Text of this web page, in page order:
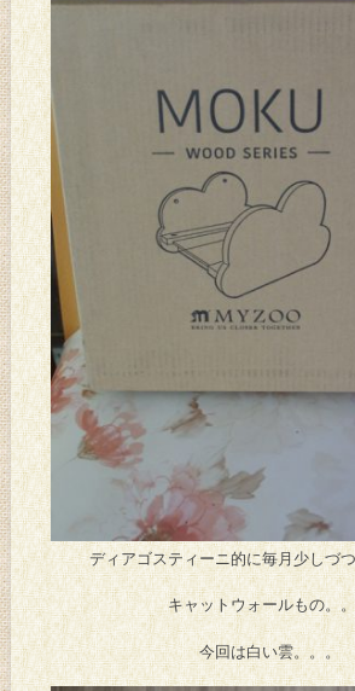
ディアゴスティーニ的に毎月少しづ
キャットウォールもの。
今回は白い雲。。。